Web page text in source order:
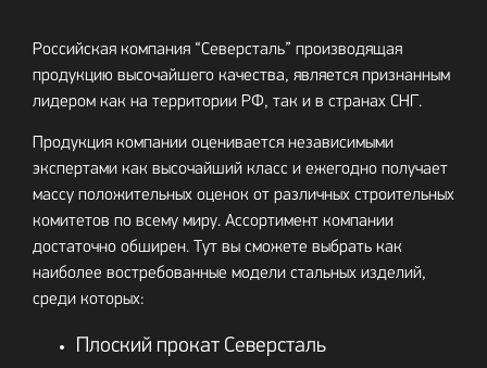
Российская компания “Северсталь” производящая
продукцию высочайшего качества, является признанным
лидером как на территории РФ, так и в странах СНГ.
Продукция компании оценивается независимыми
экспертами как высочайший класс и ежегодно получает
массу положительных оценок от различных строительных
комитетов по всему миру. Ассортимент компании
достаточно обширен. Тут вы сможете выбрать как
наиболее востребованные модели стальных изделий,
среди которых:
Плоский прокат Северсталь